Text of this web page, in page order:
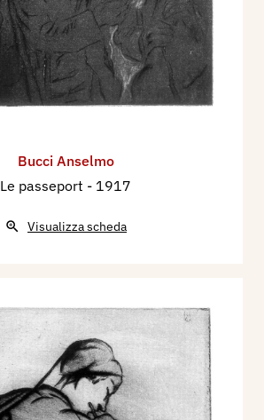
Bucci Anselmo
Le passeport - 1917
Visualizza scheda